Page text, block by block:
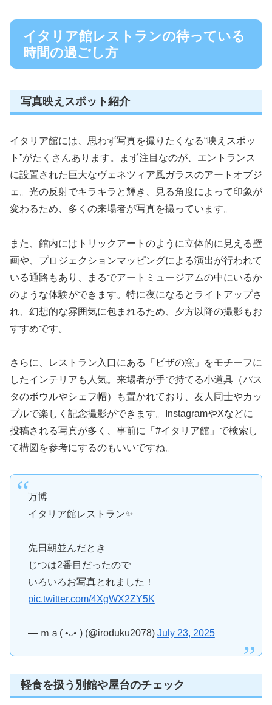
イタリア館レストランの待っている
時間の過ごし方
写真映えスポット紹介
イタリア館には、思わず写真を撮りたくなる“映えスポッ
ト”がたくさんあります。まず注目なのが、エントランス
に設置された巨大なヴェネツィア風ガラスのアートオブジ
ェ。光の反射でキラキラと輝き、見る角度によって印象が
変わるため、多くの来場者が写真を撮っています。
また、館内にはトリックアートのように立体的に見える壁
画や、プロジェクションマッピングによる演出が行われて
いる通路もあり、まるでアートミュージアムの中にいるか
のような体験ができます。特に夜になるとライトアップさ
れ、幻想的な雰囲気に包まれるため、夕方以降の撮影もお
すすめです。
さらに、レストラン入口にある「ピザの窯」をモチーフに
したインテリアも人気。来場者が手で持てる小道具（パス
タのボウルやシェフ帽）も置かれており、友人同士やカッ
プルで楽しく記念撮影ができます。InstagramやXなどに
投稿される写真が多く、事前に「#イタリア館」で検索し
て構図を参考にするのもいいですね。
万博
イタリア館レストラン✨
先日朝並んだとき
じつは2番目だったので
いろいろお写真とれました！
pic.twitter.com/4XgWX2ZY5K
— ｍａ( •᎑• ) (@iroduku2078) July 23, 2025
軽食を扱う別館や屋台のチェック